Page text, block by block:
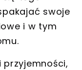
swoje
i w tym
przyjemności,